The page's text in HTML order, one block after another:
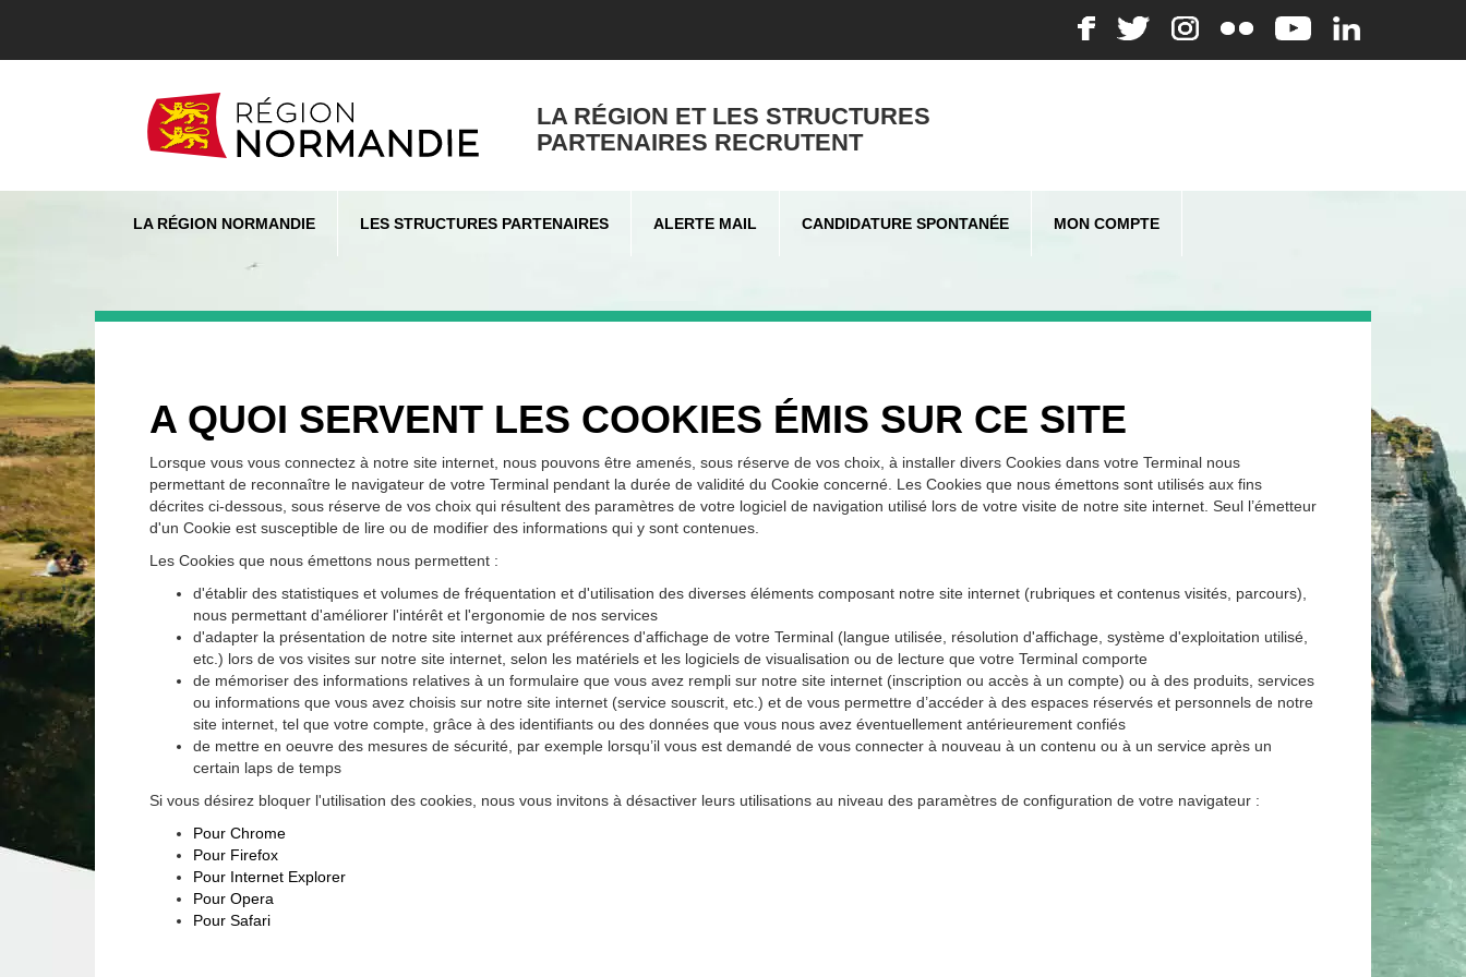
LA RÉGION ET LES STRUCTURES
PARTENAIRES RECRUTENT
LA RÉGION NORMANDIE LES STRUCTURES PARTENAIRES ALERTE MAIL CANDIDATURE SPONTANÉE MON COMPTE
A QUOI SERVENT LES COOKIES ÉMIS SUR CE SITE
Lorsque vous vous connectez à notre site internet, nous pouvons être amenés, sous réserve de vos choix, à installer divers Cookies dans votre Terminal nous
permettant de reconnaître le navigateur de votre Terminal pendant la durée de validité du Cookie concerné. Les Cookies que nous émettons sont utilisés aux fins
décrites ci-dessous, sous réserve de vos choix qui résultent des paramètres de votre logiciel de navigation utilisé lors de votre visite de notre site internet. Seul l’émetteur
d'un Cookie est susceptible de lire ou de modifier des informations qui y sont contenues.
Les Cookies que nous émettons nous permettent :
d'établir des statistiques et volumes de fréquentation et d'utilisation des diverses éléments composant notre site internet (rubriques et contenus visités, parcours),
nous permettant d'améliorer l'intérêt et l'ergonomie de nos services
d'adapter la présentation de notre site internet aux préférences d'affichage de votre Terminal (langue utilisée, résolution d'affichage, système d'exploitation utilisé,
etc.) lors de vos visites sur notre site internet, selon les matériels et les logiciels de visualisation ou de lecture que votre Terminal comporte
de mémoriser des informations relatives à un formulaire que vous avez rempli sur notre site internet (inscription ou accès à un compte) ou à des produits, services
ou informations que vous avez choisis sur notre site internet (service souscrit, etc.) et de vous permettre d’accéder à des espaces réservés et personnels de notre
site internet, tel que votre compte, grâce à des identifiants ou des données que vous nous avez éventuellement antérieurement confiés
de mettre en oeuvre des mesures de sécurité, par exemple lorsqu’il vous est demandé de vous connecter à nouveau à un contenu ou à un service après un
certain laps de temps
Si vous désirez bloquer l'utilisation des cookies, nous vous invitons à désactiver leurs utilisations au niveau des paramètres de configuration de votre navigateur :
Pour Chrome
Pour Firefox
Pour Internet Explorer
Pour Opera
Pour Safari